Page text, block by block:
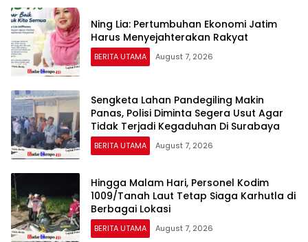
Ning Lia: Pertumbuhan Ekonomi Jatim
Harus Menyejahterakan Rakyat
BERITA UTAMA August 7, 2026
Sengketa Lahan Pandegiling Makin
Panas, Polisi Diminta Segera Usut Agar
Tidak Terjadi Kegaduhan Di Surabaya
BERITA UTAMA August 7, 2026
Hingga Malam Hari, Personel Kodim
1009/Tanah Laut Tetap Siaga Karhutla di
Berbagai Lokasi
BERITA UTAMA August 7, 2026